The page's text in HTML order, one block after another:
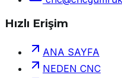
Hızlı Erişim
ANA SAYFA
NEDEN CNC